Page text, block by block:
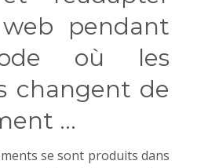
pendant
où les
changent de
…
se sont produits dans